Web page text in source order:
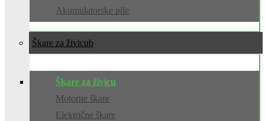
Akumulatorske pile
Škare za živicu
Škare za živicu
Motorne škare
Električne škare